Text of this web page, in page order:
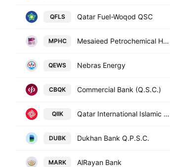
QFLS Qatar Fuel-Woqod QSC
MPHC Mesaieed Petrochemical Holding Company Q.S.C.
QEWS Nebras Energy
CBQK Commercial Bank (Q.S.C.)
QIIK Qatar International Islamic Bank
DUBK Dukhan Bank Q.P.S.C.
MARK AlRayan Bank